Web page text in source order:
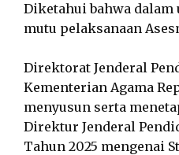
Diketahui bahwa
mutu pelaksanaan
Direktorat Jenderal
Kementerian Agama
menyusun serta
Direktur Jenderal
Tahun 2025 mengenai